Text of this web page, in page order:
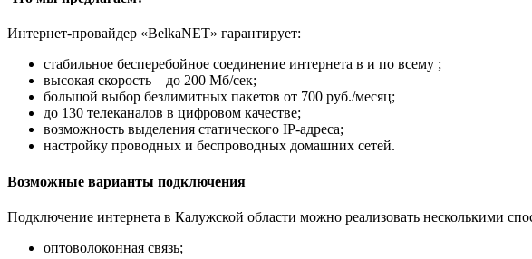
Интернет-провайдер «BelkaNET» гарантирует:
стабильное бесперебойное соединение интернета в и по всему ;
высокая скорость – до 200 Мб/сек;
большой выбор безлимитных пакетов от 700 руб./месяц;
до 130 телеканалов в цифровом качестве;
возможность выделения статического IP-адреса;
настройку проводных и беспроводных домашних сетей.
Возможные варианты подключения
Подключение интернета в Калужской области можно реализовать несколькими
оптоволоконная связь;